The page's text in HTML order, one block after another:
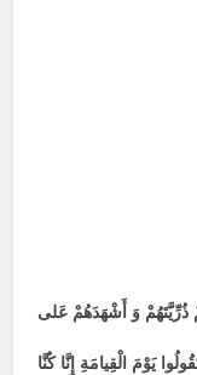
وَ أَشْهَدَهُمْ عَلى‏
يَوْمَ الْقِيامَةِ إِنَّا كُنَّا